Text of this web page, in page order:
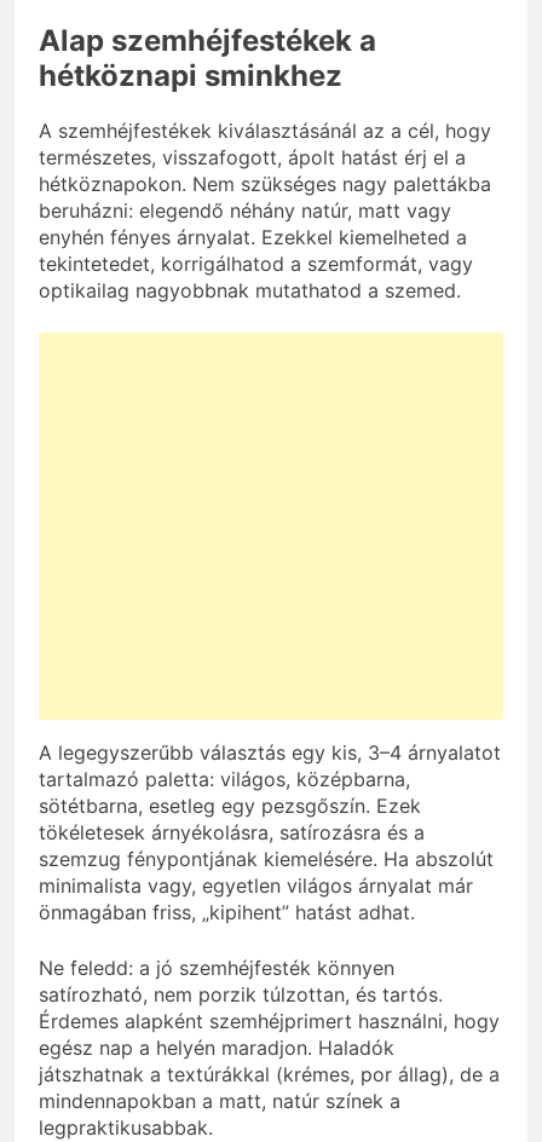
Alap szemhéjfestékek a
hétköznapi sminkhez
A szemhéjfestékek kiválasztásánál az a cél, hogy
természetes, visszafogott, ápolt hatást érj el a
hétköznapokon. Nem szükséges nagy palettákba
beruházni: elegendő néhány natúr, matt vagy
enyhén fényes árnyalat. Ezekkel kiemelheted a
tekintetedet, korrigálhatod a szemformát, vagy
optikailag nagyobbnak mutathatod a szemed.
A legegyszerűbb választás egy kis, 3–4 árnyalatot
tartalmazó paletta: világos, középbarna,
sötétbarna, esetleg egy pezsgőszín. Ezek
tökéletesek árnyékolásra, satírozásra és a
szemzug fénypontjának kiemelésére. Ha abszolút
minimalista vagy, egyetlen világos árnyalat már
önmagában friss, „kipihent” hatást adhat.
Ne feledd: a jó szemhéjfesték könnyen
satírozható, nem porzik túlzottan, és tartós.
Érdemes alapként szemhéjprimert használni, hogy
egész nap a helyén maradjon. Haladók
játszhatnak a textúrákkal (krémes, por állag), de a
mindennapokban a matt, natúr színek a
legpraktikusabbak.